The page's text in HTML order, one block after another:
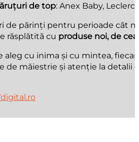
de top: Anex Baby, Leclerc
de părinți pentru perioade cât
răsplătită cu produse noi, de
aleg cu inima și cu mintea,
de măiestrie și atenție la